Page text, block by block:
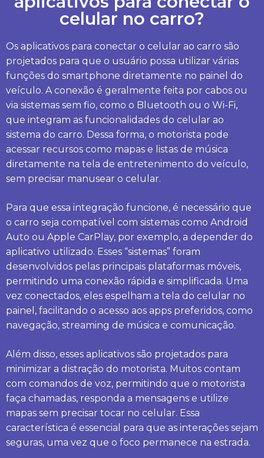
celular no carro?
Os aplicativos para conectar o celular ao carro são
projetados para que o usuário possa utilizar várias
funções do smartphone diretamente no painel do
veículo. A conexão é geralmente feita por cabos ou
via sistemas sem fio, como o Bluetooth ou o Wi-Fi,
que integram as funcionalidades do celular ao
sistema do carro. Dessa forma, o motorista pode
acessar recursos como mapas e listas de música
diretamente na tela de entretenimento do veículo,
sem precisar manusear o celular.
Para que essa integração funcione, é necessário que
o carro seja compatível com sistemas como Android
Auto ou Apple CarPlay, por exemplo, a depender do
aplicativo utilizado. Esses “sistemas” foram
desenvolvidos pelas principais plataformas móveis,
permitindo uma conexão rápida e simplificada. Uma
vez conectados, eles espelham a tela do celular no
painel, facilitando o acesso aos apps preferidos, como
navegação, streaming de música e comunicação.
Além disso, esses aplicativos são projetados para
minimizar a distração do motorista. Muitos contam
com comandos de voz, permitindo que o motorista
faça chamadas, responda a mensagens e utilize
mapas sem precisar tocar no celular. Essa
característica é essencial para que as interações sejam
seguras, uma vez que o foco permanece na estrada.